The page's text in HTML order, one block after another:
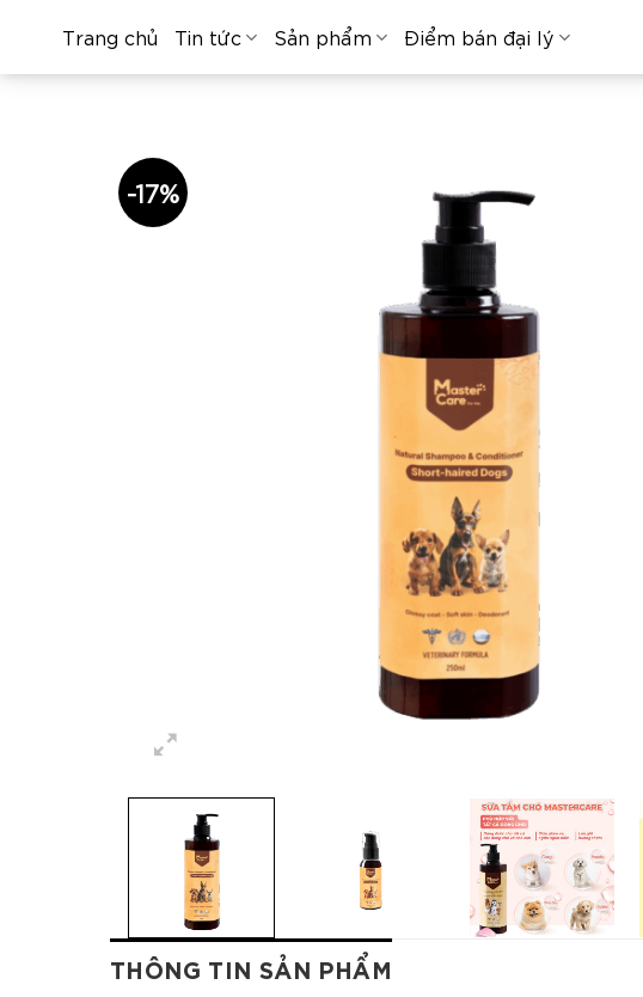
content
Trang chủ Tin tức Sản phẩm Điểm bán đại lý
-17%
THÔNG TIN SẢN PHẨM